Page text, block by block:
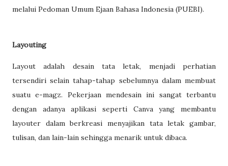
melalui Pedoman Umum Ejaan Bahasa Indonesia (PUEBI).
Layouting
Layout adalah desain tata letak, menjadi perhatian
tersendiri selain tahap-tahap sebelumnya dalam membuat
suatu e-magz. Pekerjaan mendesain ini sangat terbantu
dengan adanya aplikasi seperti Canva yang membantu
layouter dalam berkreasi menyajikan tata letak gambar,
tulisan, dan lain-lain sehingga menarik untuk dibaca.